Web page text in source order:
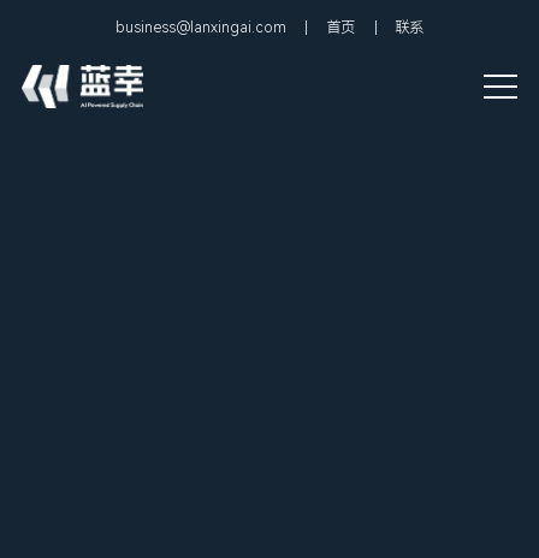
business@lanxingai.com 首页 联系